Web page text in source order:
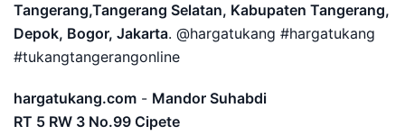
Tangerang,Tangerang Selatan, Kabupaten Tangerang,
Depok, Bogor, Jakarta. @hargatukang #hargatukang
#tukangtangerangonline
hargatukang.com - Mandor Suhabdi
RT 5 RW 3 No.99 Cipete